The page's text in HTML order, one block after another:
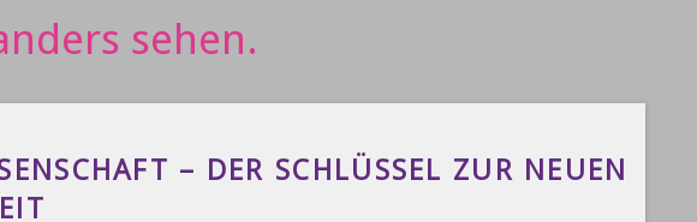
– DER SCHLÜSSEL ZUR NEUEN